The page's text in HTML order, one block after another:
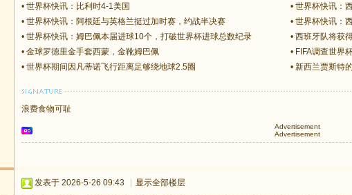
• 世界杯快讯：比利时4-1美国 • 世界杯快讯：
• 世界杯快讯：阿根廷与英格兰挺过加时赛，约战半决赛 • 世界杯快讯：
• 世界杯快讯：姆巴佩本届进球10个，打破世界杯进球总数纪录 • 西班牙队将获
• 金球罗德里金手套西蒙，金靴姆巴佩 • FIFA调查世界
• 世界杯期间因凡蒂诺飞行距离足够绕地球2.5圈 • 新西兰贾斯特
浪费食物可耻
Advertisement
Advertisement
发表于 2026-5-26 09:43 显示全部楼层